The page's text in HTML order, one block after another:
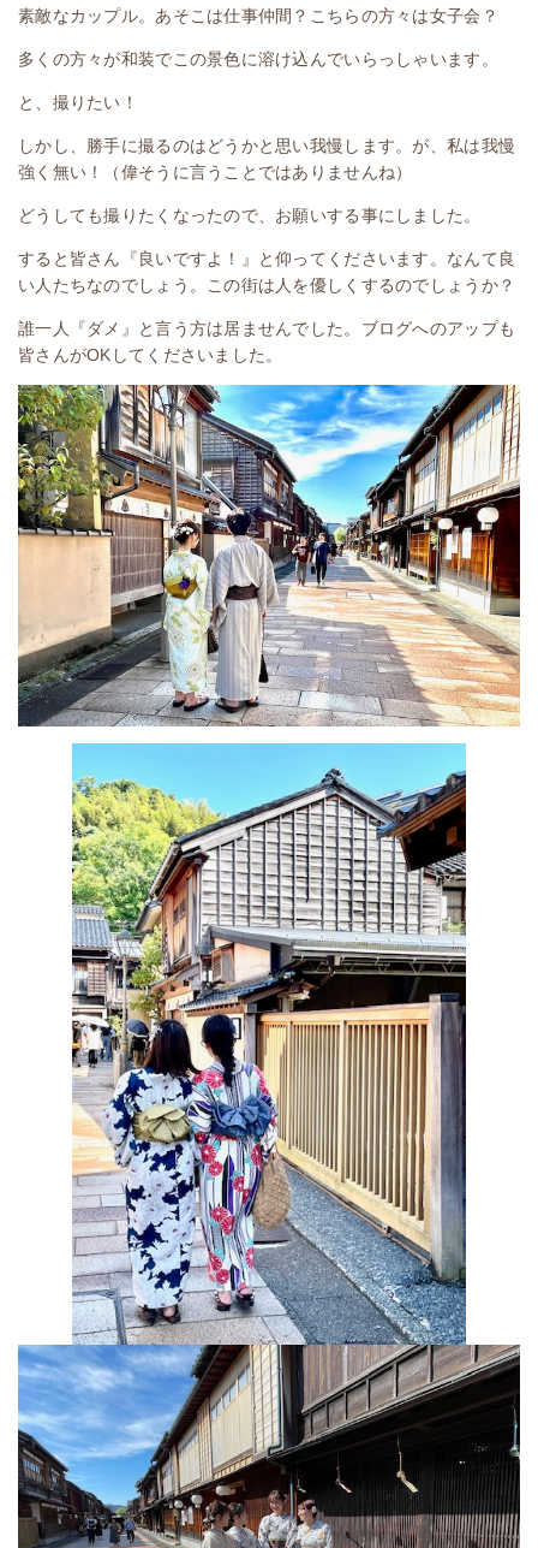
素敵なカップル。あそこは仕事仲間？こちらの方々は女子会？
多くの方々が和装でこの景色に溶け込んでいらっしゃいます。
と、撮りたい！
しかし、勝手に撮るのはどうかと思い我慢します。が、私は我慢
強く無い！（偉そうに言うことではありませんね）
どうしても撮りたくなったので、お願いする事にしました。
すると皆さん『良いですよ！』と仰ってくださいます。なんて良
い人たちなのでしょう。この街は人を優しくするのでしょうか？
誰一人『ダメ』と言う方は居ませんでした。ブログへのアップも
皆さんがOKしてくださいました。